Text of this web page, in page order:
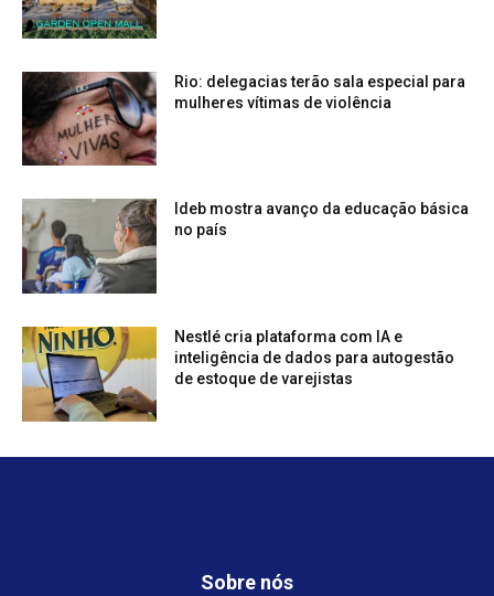
Rio: delegacias terão sala especial para
mulheres vítimas de violência
Ideb mostra avanço da educação básica
no país
Nestlé cria plataforma com IA e
inteligência de dados para autogestão
de estoque de varejistas
Sobre nós